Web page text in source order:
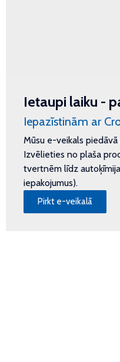
Ietaupi laiku -
Iepazīstinām ar
Mūsu e-veikals
Izvēlieties no plaša
tvertnēm līdz
iepakojumus).
Pirkt e-veikalā